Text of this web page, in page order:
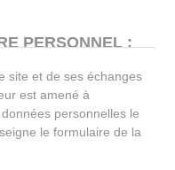
PERSONNEL :
site et de ses échanges
est amené à
personnelles le
le formulaire de la